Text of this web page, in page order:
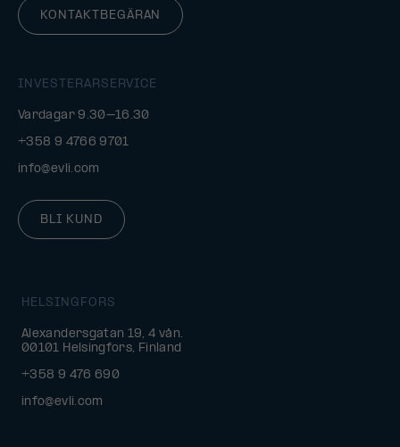
KONTAKTBEGÄRAN
INVESTERARSERVICE
Vardagar 9.30–16.30
+358 9 4766 9701
info@evli.com
BLI KUND
HELSINGFORS
Alexandersgatan 19, 4 vån.
00101 Helsingfors, Finland
+358 9 476 690
info@evli.com